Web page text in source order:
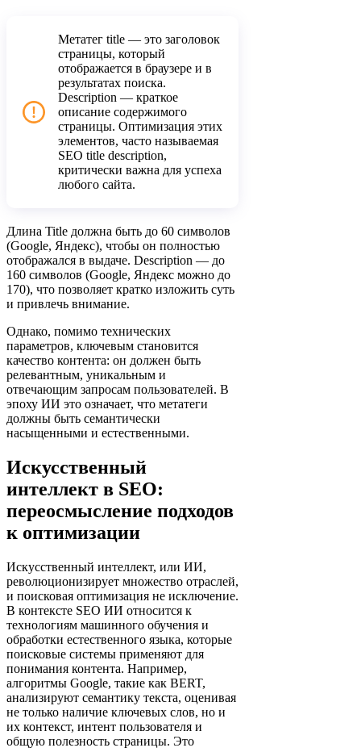
Метатег title — это заголовок
страницы, который
отображается в браузере и в
результатах поиска.
Description — краткое
описание содержимого
страницы. Оптимизация этих
элементов, часто называемая
SEO title description,
критически важна для успеха
любого сайта.
Длина Title должна быть до 60 символов
(Google, Яндекс), чтобы он полностью
отображался в выдаче. Description — до
160 символов (Google, Яндекс можно до
170), что позволяет кратко изложить суть
и привлечь внимание.
Однако, помимо технических
параметров, ключевым становится
качество контента: он должен быть
релевантным, уникальным и
отвечающим запросам пользователей. В
эпоху ИИ это означает, что метатеги
должны быть семантически
насыщенными и естественными.
Искусственный
интеллект в SEO:
переосмысление подходов
к оптимизации
Искусственный интеллект, или ИИ,
революционизирует множество отраслей,
и поисковая оптимизация не исключение.
В контексте SEO ИИ относится к
технологиям машинного обучения и
обработки естественного языка, которые
поисковые системы применяют для
понимания контента. Например,
алгоритмы Google, такие как BERT,
анализируют семантику текста, оценивая
не только наличие ключевых слов, но и
их контекст, интент пользователя и
общую полезность страницы. Это